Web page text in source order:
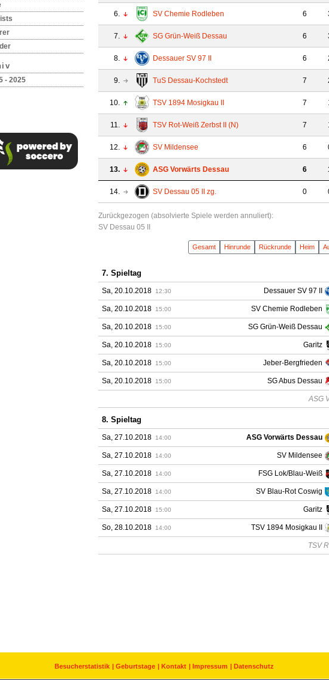
- 2025
6. SV Chemie Rodleben 6
7. SG Grün-Weiß Dessau 6
8. Dessauer SV 97 II 6
9. TuS Dessau-Kochstedt 7
10. TSV 1894 Mosigkau II 7
11. TSV Rot-Weiß Zerbst II (N) 7
12. SV Mildensee 6
13. ASG Vorwärts Dessau 6
14. SV Dessau 05 II zg. 0
Zurückgezogen (absolvierte Spiele werden annuliert):
SV Dessau 05 II
Gesamt Hinrunde Rückrunde Heim
7. Spieltag
Sa, 20.10.2018 12:30 Dessauer SV 97 II
Sa, 20.10.2018 15:00 SV Chemie Rodleben
Sa, 20.10.2018 15:00 SG Grün-Weiß Dessau
Sa, 20.10.2018 15:00 Garitz
Sa, 20.10.2018 15:00 Jeber-Bergfrieden
Sa, 20.10.2018 15:00 SG Abus Dessau
ASG
8. Spieltag
Sa, 27.10.2018 14:00 ASG Vorwärts Dessau
Sa, 27.10.2018 14:00 SV Mildensee
Sa, 27.10.2018 14:00 FSG Lok/Blau-Weiß
Sa, 27.10.2018 14:00 SV Blau-Rot Coswig
Sa, 27.10.2018 15:00 Garitz
So, 28.10.2018 14:00 TSV 1894 Mosigkau II
TSV
Besucherstatistik Geburtstage Kontakt Impressum Datenschutz